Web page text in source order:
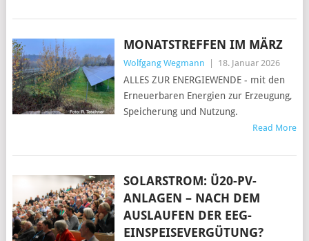
MONATSTREFFEN IM MÄRZ
Wolfgang Wegmann 18. Januar 2026
ALLES ZUR ENERGIEWENDE - mit den
Erneuerbaren Energien zur Erzeugung,
Speicherung und Nutzung.
Read More
SOLARSTROM: Ü20-PV-
ANLAGEN – NACH DEM
AUSLAUFEN DER EEG-
EINSPEISEVERGÜTUNG?